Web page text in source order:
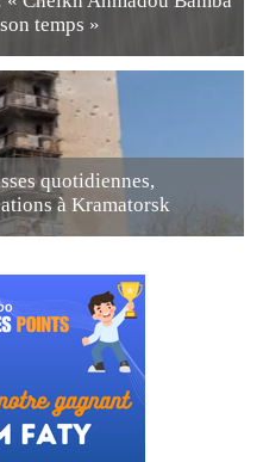
temps »
quotidiennes,
à Kramatorsk